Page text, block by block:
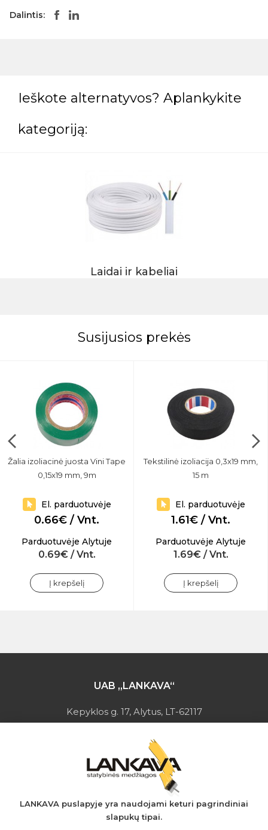
Dalintis:
Ieškote alternatyvos? Aplankykite
kategoriją:
Laidai ir kabeliai
Susijusios prekės
Žalia izoliacinė juosta Vini Tape
0,15x19 mm, 9m
El. parduotuvėje
0.66€ / Vnt.
Parduotuvėje Alytuje
0.69€ / Vnt.
Į krepšelį
Tekstilinė izoliacija 0,3x19 mm,
15 m
El. parduotuvėje
1.61€ / Vnt.
Parduotuvėje Alytuje
1.69€ / Vnt.
Į krepšelį
UAB „LANKAVA“
Kepyklos g. 17, Alytus, LT-62117
Įmonės kodas: 149728275
PVM mokėtojo kodas: LT497282716
A.s.: LT037044060001923651
AB SEB bankas
+370 610 42 222
LANKAVA puslapyje yra naudojami keturi pagrindiniai
slapukų tipai.